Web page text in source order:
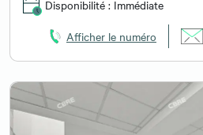
Disponibilité : Immédiate
Afficher le numéro